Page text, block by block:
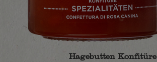
Hagebutten Konfitüre